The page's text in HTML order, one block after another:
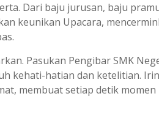
Dari baju jurusan, baju
keunikan Upacara,
Pasukan Pengibar SMK
kehati-hatian dan ketelitian.
membuat setiap detik momen